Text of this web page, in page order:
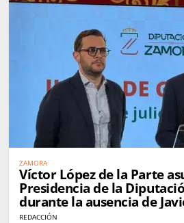
ZAMORA
Víctor López de la Parte
Presidencia de la
durante la ausencia de
REDACCIÓN